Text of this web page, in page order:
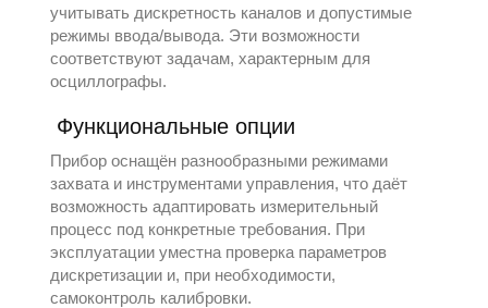
учитывать дискретность каналов и допустимые
режимы ввода/вывода. Эти возможности
соответствуют задачам, характерным для
осциллографы.
Функциональные опции
Прибор оснащён разнообразными режимами
захвата и инструментами управления, что даёт
возможность адаптировать измерительный
процесс под конкретные требования. При
эксплуатации уместна проверка параметров
дискретизации и, при необходимости,
самоконтроль калибровки.